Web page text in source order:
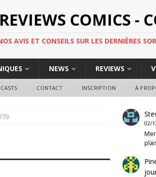
COMICS -
AVIS ET CONSEILS SUR LES DERNIÈRES
NEWS REVIEWS
CONTACT INSCRIPTION À
02/